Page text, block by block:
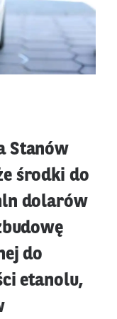
Stanów
środki do
dolarów
do
etanolu,